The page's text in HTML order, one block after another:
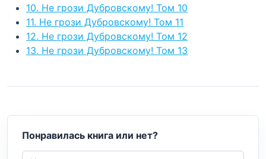
10. Не грози Дубровскому! Том 10
11. Не грози Дубровскому! Том 11
12. Не грози Дубровскому! Том 12
13. Не грози Дубровскому! Том 13
Понравилась книга или нет?